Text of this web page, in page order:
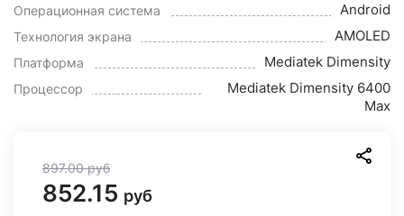
Операционная система Android
Технология экрана AMOLED
Платформа Mediatek Dimensity
Процессор
Mediatek Dimensity 6400
Max
897.00руб
852.15 руб